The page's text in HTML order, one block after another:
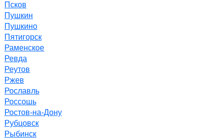
Псков
Пушкин
Пушкино
Пятигорск
Раменское
Ревда
Реутов
Ржев
Рославль
Россошь
Ростов-на-Дону
Рубцовск
Рыбинск